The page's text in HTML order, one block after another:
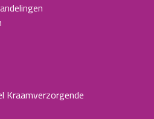
Kraamverzorgende